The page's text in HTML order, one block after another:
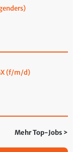
(f/m/d)
Mehr Top-Jobs >